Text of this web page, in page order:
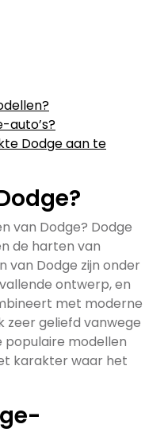
auto’s?
Dodge aan te
van Dodge? Dodge
de harten van
van Dodge zijn onder
ontwerp, en
met moderne
zeer geliefd vanwege
populaire modellen
karakter waar het